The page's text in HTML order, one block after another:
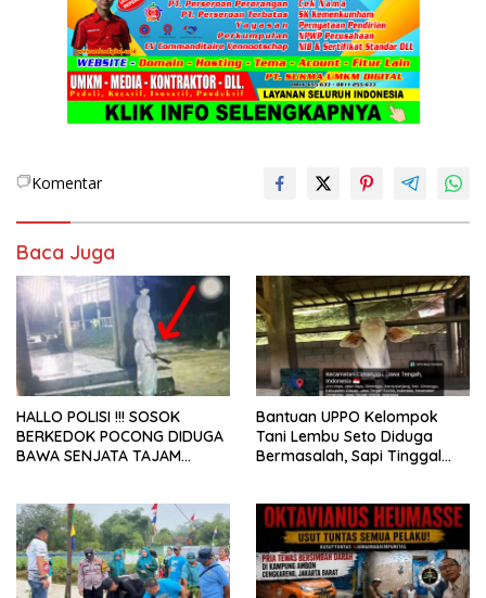
Komentar
Baca Juga
HALLO POLISI !!! SOSOK
BERKEDOK POCONG DIDUGA
BAWA SENJATA TAJAM
LEBONG
Bantuan UPPO Kelompok
Tani Lembu Seto Diduga
Bermasalah, Sapi Tinggal